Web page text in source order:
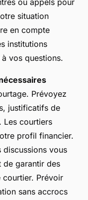
ou appels pour
situation
en compte
institutions
vos questions.
Prévoyez
justificatifs de
Les courtiers
profil financier.
discussions vous
de garantir des
courtier. Prévoir
sans accrocs